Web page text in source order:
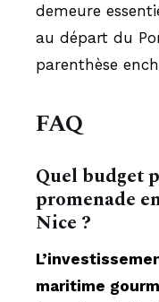
demeure
au départ du
parenthèse
FAQ
Quel budget
promenade
Nice ?
maritime